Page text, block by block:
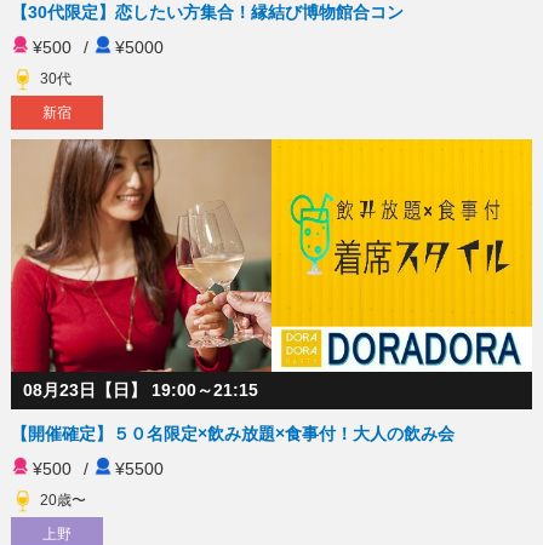
【30代限定】恋したい方集合！縁結び博物館合コン
¥500
/ ¥5000
30代
新宿
08月23日【日】 19:00～21:15
【開催確定】５０名限定×飲み放題×食事付！大人の飲み会
¥500
/ ¥5500
20歳〜
上野